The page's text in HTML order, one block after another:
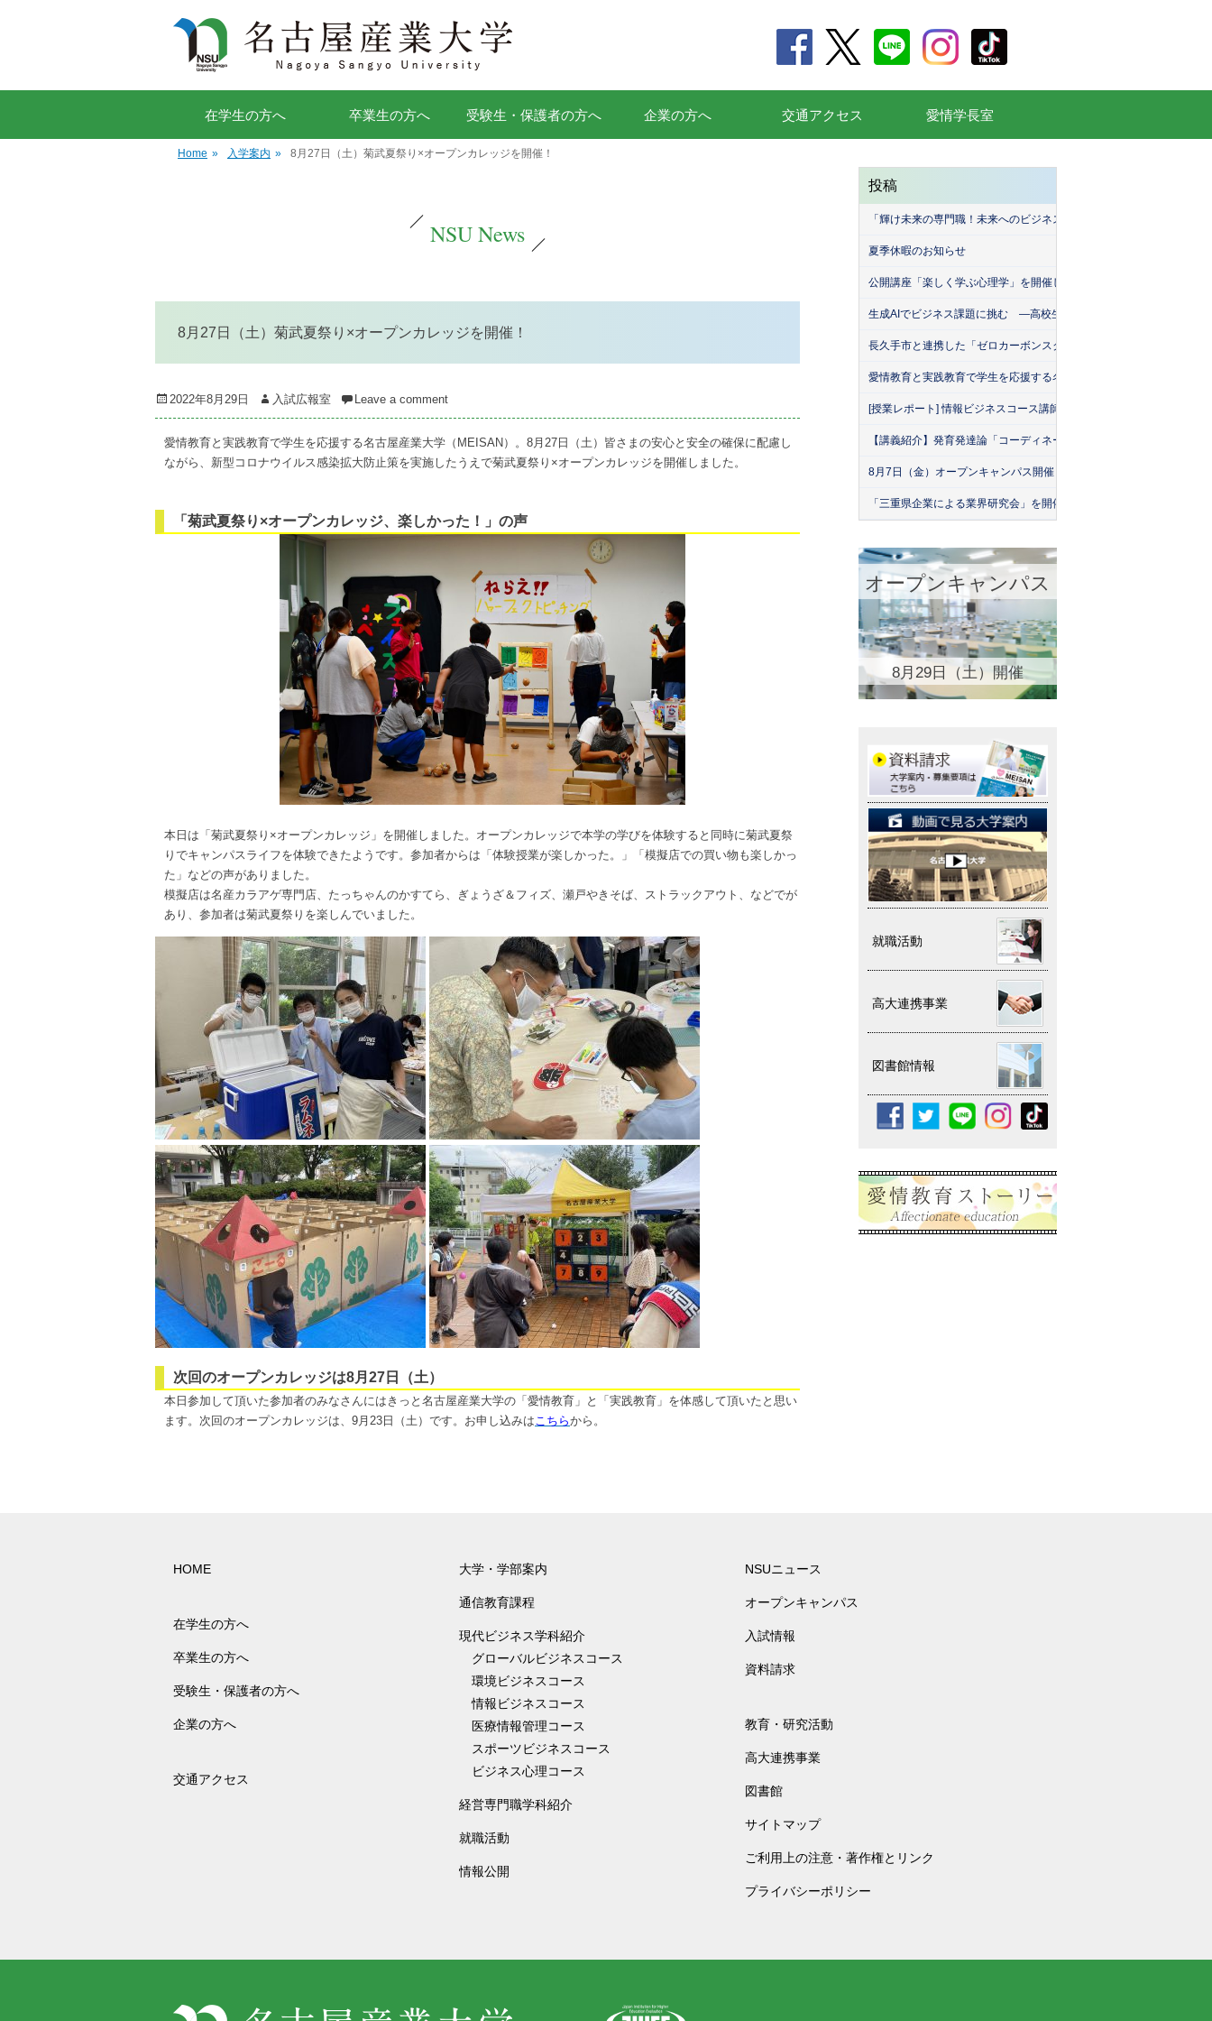
在学生の方へ 卒業生の方へ 受験生・保護者の方へ 企業の方へ 交通アクセス 愛情学長室
Home » 入学案内 » 8月27日（土）菊武夏祭り×オープンカレッジを開催！
NSU News
8月27日（土）菊武夏祭り×オープンカレッジを開催！
Posted
on
2022年8月29日 Author
入試広報室 Leave a comment
愛情教育と実践教育で学生を応援する名古屋産業大学（MEISAN）。8月27日（土）皆さまの安心と安全の確保に配慮し
ながら、新型コロナウイルス感染拡大防止策を実施したうえで菊武夏祭り×オープンカレッジを開催しました。
「菊武夏祭り×オープンカレッジ、楽しかった！」の声
本日は「菊武夏祭り×オープンカレッジ」を開催しました。オープンカレッジで本学の学びを体験すると同時に菊武夏祭
りでキャンパスライフを体験できたようです。参加者からは「体験授業が楽しかった。」「模擬店での買い物も楽しかっ
た」などの声がありました。
模擬店は名産カラアゲ専門店、たっちゃんのかすてら、ぎょうざ＆フィズ、瀬戸やきそば、ストラックアウト、などでが
あり、参加者は菊武夏祭りを楽しんでいました。
次回のオープンカレッジは8月27日（土）
本日参加して頂いた参加者のみなさんにはきっと名古屋産業大学の「愛情教育」と「実践教育」を体感して頂いたと思い
ます。次回のオープンカレッジは、9月23 日（土）です。お申し込みはこちらから。
投稿
「輝け未来の専門職！未来へのビジネスデザインコンテスト2026」を
夏季休暇のお知らせ
公開講座「楽しく学ぶ心理学」を開催しました
生成AIでビジネス課題に挑む ―高校生が挑んだ「堀商店」との生成
長久手市と連携した「ゼロカーボンスクール」を開催しました！
愛情教育と実践教育で学生を応援する名古屋産業大学（MEISAN）
[授業レポート] 情報ビジネスコース講師による「名古屋産業大学・
【講義紹介】発育発達論「コーディネーション運動の実際」
8月7日（金）オープンキャンパス開催！
「三重県企業による業界研究会」を開催！（26年7月）
オープンキャンパス
8月29日（土）開催
就職活動
高大連携事業
図書館情報
HOME
在学生の方へ
卒業生の方へ
受験生・保護者の方へ
企業の方へ
交通アクセス
大学・学部案内
通信教育課程
現代ビジネス学科紹介
グローバルビジネスコース
環境ビジネスコース
情報ビジネスコース
医療情報管理コース
スポーツビジネスコース
ビジネス心理コース
経営専門職学科紹介
就職活動
情報公開
NSUニュース
オープンキャンパス
入試情報
資料請求
教育・研究活動
高大連携事業
図書館
サイトマップ
ご利用上の注意・著作権とリンク
プライバシーポリシー